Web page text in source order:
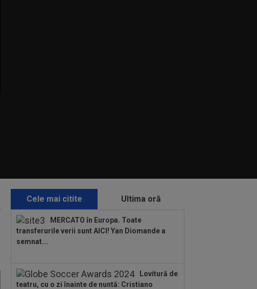
Cele mai citite Ultima oră
MERCATO în Europa. Toate
transferurile verii sunt AICI! Yan Diomande a
semnat...
Lovitură de
teatru, cu o zi înainte de nuntă: Cristiano